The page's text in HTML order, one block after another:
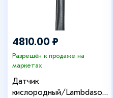
4810.00 ₽
Разрешён к продаже на
маркетах
Датчик
кислородный/Lambdasond